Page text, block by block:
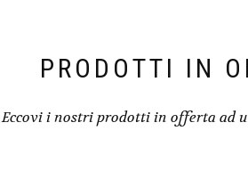
PRODOTTI IN
Eccovi i nostri prodotti in offerta ad